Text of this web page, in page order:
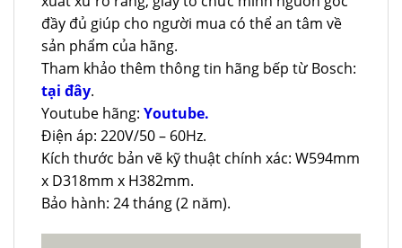
đầy đủ giúp cho người mua có thể an tâm về
sản phẩm của hãng.
Tham khảo thêm thông tin hãng bếp từ Bosch:
tại đây.
Youtube hãng: Youtube.
Điện áp: 220V/50 – 60Hz.
Kích thước bản vẽ kỹ thuật chính xác: W594mm
x D318mm x H382mm.
Bảo hành: 24 tháng (2 năm).